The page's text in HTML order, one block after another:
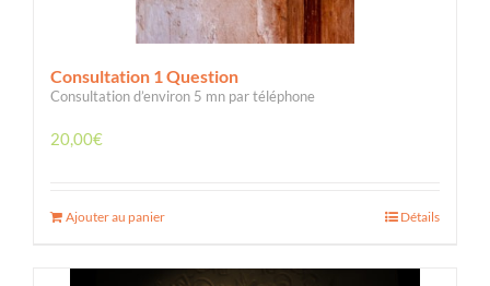
Consultation 1 Question
Consultation d’environ 5 mn par téléphone
20,00€
Ajouter au panier Détails